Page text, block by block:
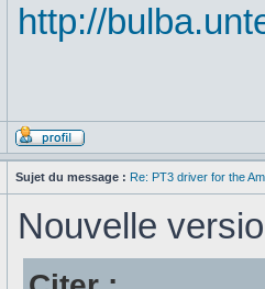
http://
Sujet du message : Re: PT3 driver for the
Nouvelle